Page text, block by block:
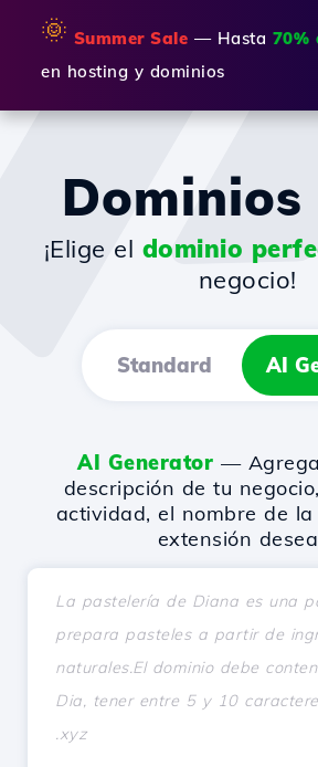
🌞 Summer Sale — Hasta 70%
en hosting y dominios
Dominios
¡Elige el dominio
negocio!
Standard AI
AI Generator —
descripción de tu
actividad, el nombre de
extensión